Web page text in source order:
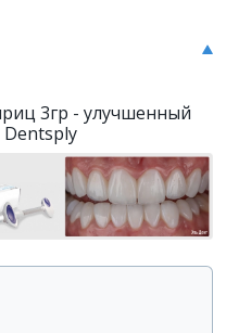
3гр - улучшенный